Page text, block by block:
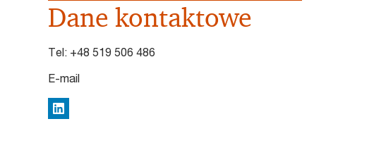
Dane kontaktowe
Tel: +48 519 506 486
E-mail
LinkedIn